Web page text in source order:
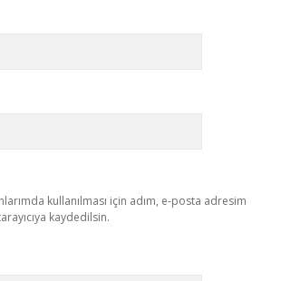
kullanılması için adım, e-posta adresim
kaydedilsin.